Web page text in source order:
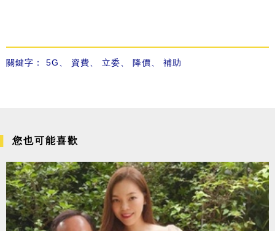
關鍵字： 5G、 資費、 立委、 降價、 補助
您也可能喜歡